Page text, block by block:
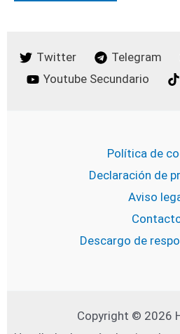
Twitter Telegram
Youtube Secundario
Política de
Declaración de
Aviso
Descargo de
Copyright © 2026